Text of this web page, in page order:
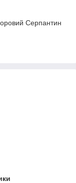
Серпантин